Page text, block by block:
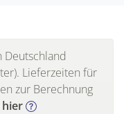
Deutschland
Lieferzeiten für
zur Berechnung
hier